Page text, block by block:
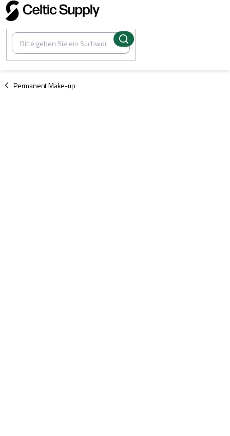
Zum
Inhalt
springen
Permanent Make-up
/